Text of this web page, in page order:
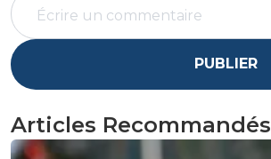
PUBLIER
Articles Recommandés